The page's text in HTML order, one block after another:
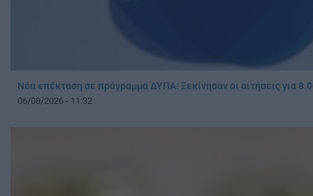
Νέα επέκταση σε πρόγραμμα ΔΥΠΑ: Ξεκίνησαν οι αιτήσεις για
06/08/2026 - 11:32